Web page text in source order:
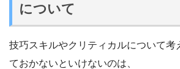
について
技巧スキルやクリティカルについて考
ておかないといけないのは、